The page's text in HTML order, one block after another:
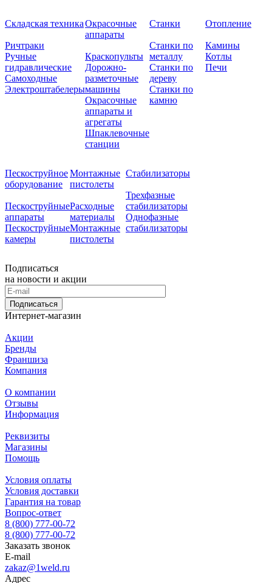
Складская техника
Ричтраки
Ручные
гидравлические
Самоходные
Электроштабелеры
Окрасочные
аппараты
Краскопульты
Дорожно-
разметочные
машины
Окрасочные
аппараты и
агрегаты
Шпаклевочные
станции
Станки
Станки по
металлу
Станки по
дереву
Станки по
камню
Отопление
Камины
Котлы
Печи
Пескоструйное
оборудование
Пескоструйные
аппараты
Пескоструйные
камеры
Монтажные
пистолеты
Расходные
материалы
Монтажные
пистолеты
Стабилизаторы
Трехфазные
стабилизаторы
Однофазные
стабилизаторы
Подписаться
на новости и акции
Подписаться
Интернет-магазин
Акции
Бренды
Франшиза
Компания
О компании
Отзывы
Информация
Реквизиты
Магазины
Помощь
Условия оплаты
Условия доставки
Гарантия на товар
Вопрос-ответ
8 (800) 777-00-72
8 (800) 777-00-72
Заказать звонок
E-mail
zakaz@1weld.ru
Адрес